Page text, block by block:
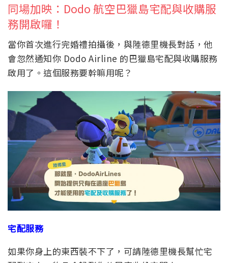
同場加映：Dodo 航空巴獵島宅配與收購服
務開啟囉！
當你首次進行完婚禮拍攝後，與陸德里機長對話，他
會忽然通知你 Dodo Airline 的巴獵島宅配與收購服務
啟用了。這個服務要幹嘛用呢？
宅配服務
如果你身上的東西裝不下了，可請陸德里機長幫忙宅